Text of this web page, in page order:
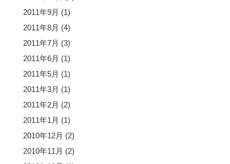
2011年9月 (1)
2011年8月 (4)
2011年7月 (3)
2011年6月 (1)
2011年5月 (1)
2011年3月 (1)
2011年2月 (2)
2011年1月 (1)
2010年12月 (2)
2010年11月 (2)